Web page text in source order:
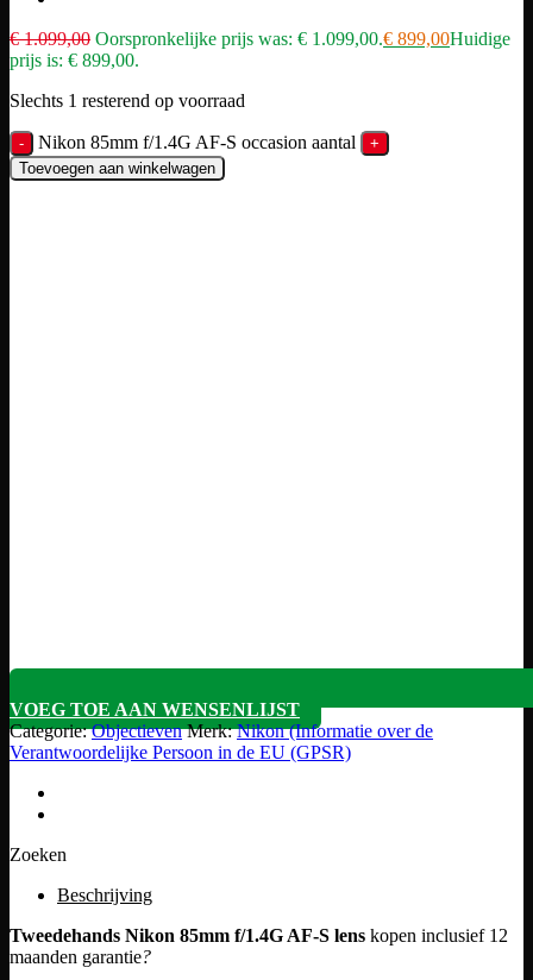
€1.099,00 Oorspronkelijke prijs was: € 1.099,00.€ 899,00Huidige
prijs is: € 899,00.
Slechts 1 resterend op voorraad
Nikon 85mm f/1.4G AF-S occasion aantal
Toevoegen aan winkelwagen
VOEG TOE AAN WENSENLIJST
Categorie:Objectieven Merk:Nikon (Informatie over de
Verantwoordelijke Persoon in de EU (GPSR)
Zoeken
Beschrijving
Tweedehands Nikon 85mm f/1.4G AF-S lens kopen inclusief 12
maanden garantie?